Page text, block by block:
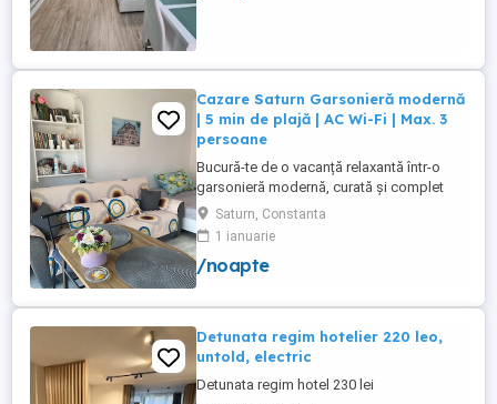
Cazare Saturn Garsonieră modernă
| 5 min de plajă | AC Wi-Fi | Max. 3
persoane
Bucură-te de o vacanță relaxantă într-o
garsonieră modernă, curată și complet
utilată, ideală pentru până la 3 persoane.
Liberă în perioada 8-12 august! Nu rata
ocazia de a petrece câteva zile la mare!
Facilități: Pat matrimonial + canapea
un imobil ...
Saturn, Constanta
1 ianuarie
/noapte
Detunata regim hotelier 220 leo,
untold, electric
Detunata regim hotel 230 lei